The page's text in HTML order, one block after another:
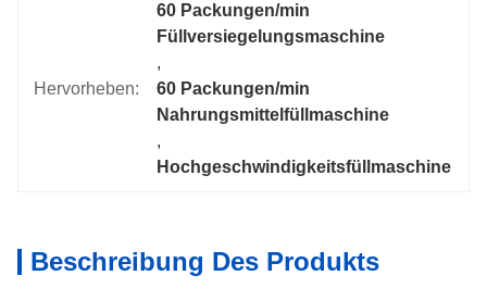
Hervorheben:
60 Packungen/min
Füllversiegelungsmaschine
,
60 Packungen/min
Nahrungsmittelfüllmaschine
,
Hochgeschwindigkeitsfüllmaschine
Beschreibung Des Produkts